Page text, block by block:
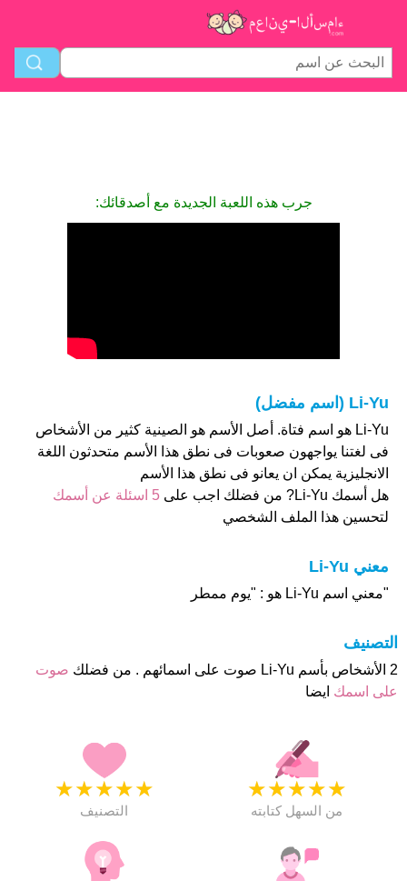
جرب هذه اللعبة الجديدة مع أصدقائك:
Li-Yu (اسم مفضل)
Li-Yu هو اسم فتاة. أصل الأسم هو الصينية كثير من الأشخاص
فى لغتنا يواجهون صعوبات فى نطق هذا الأسم متحدثون اللغة
الانجليزية يمكن ان يعانو فى نطق هذا الأسم
هل أسمك Li-Yu? من فضلك اجب على
5 اسئلة عن أسمك
لتحسين هذا الملف الشخصي
معني Li-Yu
"معني اسم Li-Yu هو : "يوم ممطر
التصنيف
2 الأشخاص بأسم Li-Yu صوت على اسمائهم . من فضلك
صوت
على اسمك ايضا
★
★
★
★
★
التصنيف
★
★
★
★
★
من السهل كتابته